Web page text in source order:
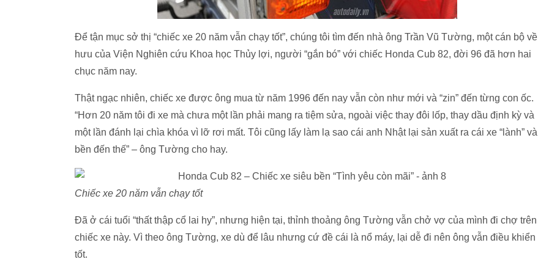
Để tận mục sở thị “chiếc xe 20 năm vẫn chạy tốt”, chúng tôi tìm đến nhà ông Trần Vũ Tường, một cán bộ về
hưu của Viện Nghiên cứu Khoa học Thủy lợi, người “gắn bó” với chiếc Honda Cub 82, đời 96 đã hơn hai
chục năm nay.
Thật ngạc nhiên, chiếc xe được ông mua từ năm 1996 đến nay vẫn còn như mới và “zin” đến từng con ốc.
“Hơn 20 năm tôi đi xe mà chưa một lần phải mang ra tiệm sửa, ngoài việc thay đôi lốp, thay dầu định kỳ và
một lần đánh lại chìa khóa vì lỡ rơi mất. Tôi cũng lấy làm lạ sao cái anh Nhật lại sản xuất ra cái xe “lành” và
bền đến thế” – ông Tường cho hay.
Chiếc xe 20 năm vẫn chạy tốt
Đã ở cái tuổi “thất thập cổ lai hy”, nhưng hiện tại, thỉnh thoảng ông Tường vẫn chở vợ của mình đi chợ trên
chiếc xe này. Vì theo ông Tường, xe dù để lâu nhưng cứ đề cái là nổ máy, lại dễ đi nên ông vẫn điều khiển
tốt.